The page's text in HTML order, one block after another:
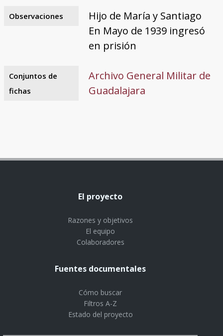
Observaciones
Hijo de María y Santiago
En Mayo de 1939 ingresó
en prisión
Conjuntos de
fichas
Archivo General Militar de
Guadalajara
El proyecto
Razones y objetivos
El equipo
Colaboradores
Fuentes documentales
Cómo buscar
Filtros A-Z
Estado del proyecto